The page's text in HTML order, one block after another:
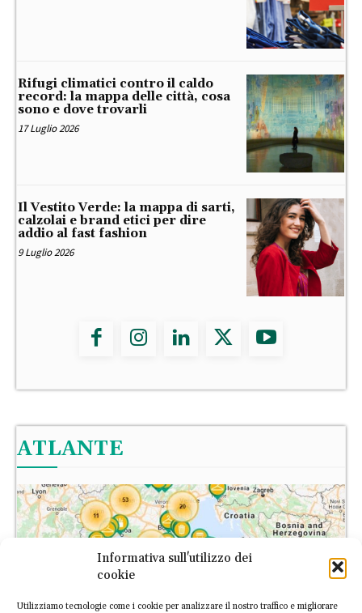
Informativa sull'utilizzo dei
cookie
Utilizziamo tecnologie come i cookie per analizzare il nostro traffico e migliorare
Rifugi climatici contro il caldo
record: la mappa delle città, cosa
sono e dove trovarli
17 Luglio 2026
Il Vestito Verde: la mappa di sarti,
calzolai e brand etici per dire
addio al fast fashion
9 Luglio 2026
ATLANTE